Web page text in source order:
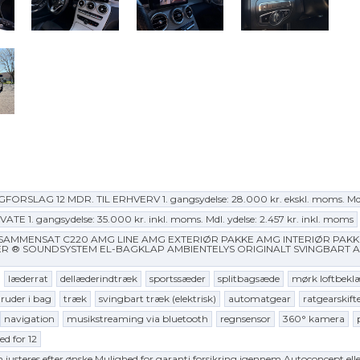
12 MDR. TIL ERHVERV 1. gangsydelse: 28.000 kr. ekskl. moms.
1. gangsydelse: 35.000 kr. inkl. moms. Mdl. ydelse: 2.457 kr. inkl. moms
C220 AMG LINE AMG EXTERIØR PAKKE AMG INTERIØR
® SOUNDSYSTEM EL-BAGKLAP AMBIENTELYS ORIGINALT
læderrat dellæderindtræk sportssæder splitbagsæde
mørk
i bag
træk svingbart træk (elektrisk) automatgear
navigation
musikstreaming via bluetooth regnsensor 360° kamera
for 12